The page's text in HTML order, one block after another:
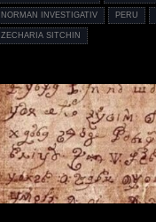
NORMAN INVESTIGATIV PERU
ZECHARIA SITCHIN